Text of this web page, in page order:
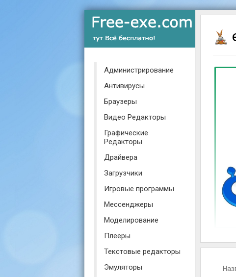
Администрирование
Антивирусы
Браузеры
Видео Редакторы
Графические
Редакторы
Драйвера
Загрузчики
Игровые программы
Мессенджеры
Моделирование
Плееры
Текстовые редакторы
Эмуляторы